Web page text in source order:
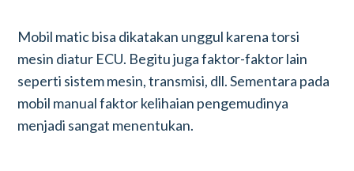
Mobil matic bisa dikatakan unggul karena torsi
mesin diatur ECU. Begitu juga faktor-faktor lain
seperti sistem mesin, transmisi, dll. Sementara pada
mobil manual faktor kelihaian pengemudinya
menjadi sangat menentukan.